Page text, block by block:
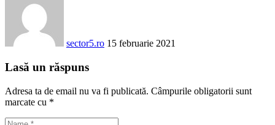
sector5.ro 15 februarie 2021
Lasă un răspuns
Adresa ta de email nu va fi publicată. Câmpurile obligatorii sunt
marcate cu *